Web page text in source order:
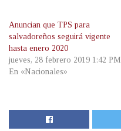
Anuncian que TPS para
salvadoreños seguirá vigente
hasta enero 2020
jueves, 28 febrero 2019 1:42 PM
En «Nacionales»